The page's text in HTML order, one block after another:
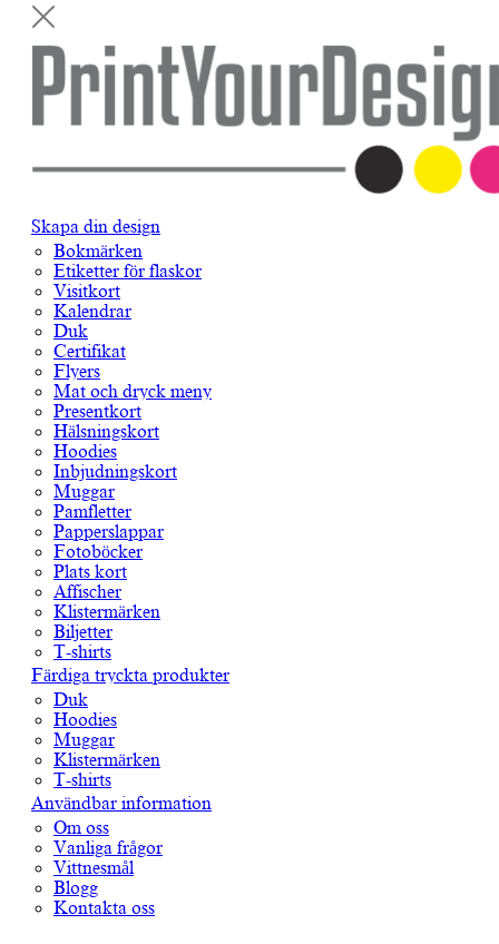
Skapa din design
Bokmärken
Etiketter för flaskor
Visitkort
Kalendrar
Duk
Certifikat
Flyers
Mat och dryck meny
Presentkort
Hälsningskort
Hoodies
Inbjudningskort
Muggar
Pamfletter
Papperslappar
Fotoböcker
Plats kort
Affischer
Klistermärken
Biljetter
T-shirts
Färdiga tryckta produkter
Duk
Hoodies
Muggar
Klistermärken
T-shirts
Användbar information
Om oss
Vanliga frågor
Vittnesmål
Blogg
Kontakta oss